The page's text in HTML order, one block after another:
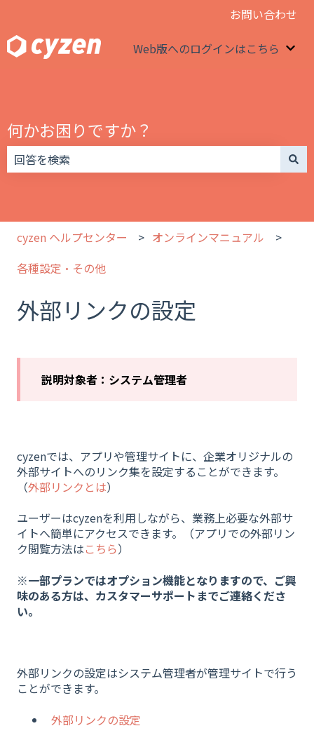
お問い合わせ
Web版へのログインはこちら
何かお困りですか？
cyzen ヘルプセンター
オンラインマニュアル
各種設定・その他
外部リンクの設定
説明対象者：システム管理者
cyzenでは、アプリや管理サイトに、企業オリジナルの
外部サイトへのリンク集を設定することができます。
（外部リンクとは）
ユーザーはcyzenを利用しながら、業務上必要な外部サ
イトへ簡単にアクセスできます。（アプリでの外部リン
ク閲覧方法はこちら）
※一部プランではオプション機能となりますので、ご興
味のある方は、カスタマーサポートまでご連絡くださ
い。
外部リンクの設定はシステム管理者が管理サイトで行う
ことができます。
外部リンクの設定